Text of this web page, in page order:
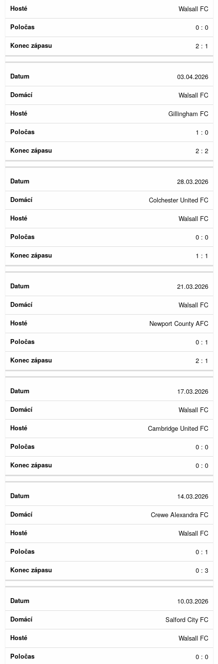
Walsall FC
0 : 0
2 : 1
03.04.2026
Walsall FC
Gillingham FC
1 : 0
2 : 2
28.03.2026
Colchester United FC
Walsall FC
0 : 0
1 : 1
21.03.2026
Walsall FC
Newport County AFC
0 : 1
2 : 1
17.03.2026
Walsall FC
Cambridge United FC
0 : 0
0 : 0
14.03.2026
Crewe Alexandra FC
Walsall FC
0 : 1
0 : 3
10.03.2026
Salford City FC
Walsall FC
0 : 0